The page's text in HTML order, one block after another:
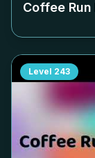
Coffee
Level 243